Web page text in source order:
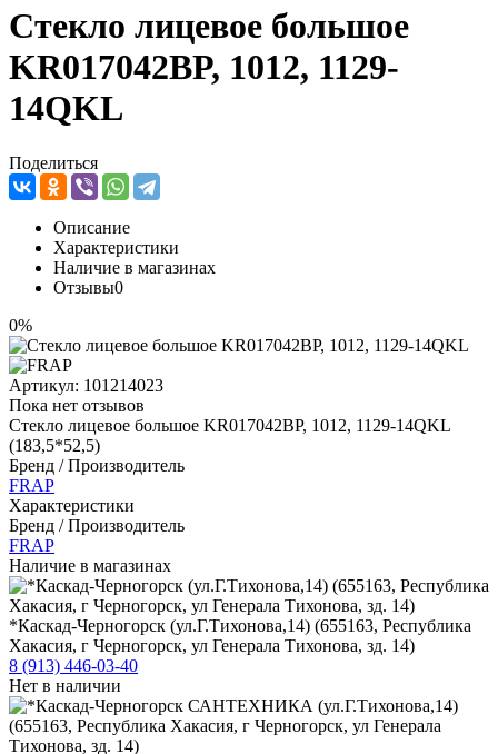
Стекло лицевое большое
KR017042BP, 1012, 1129-
14QKL
Поделиться
Описание
Характеристики
Наличие в магазинах
Отзывы0
0%
Артикул: 101214023
Пока нет отзывов
Стекло лицевое большое KR017042BP, 1012, 1129-14QKL
(183,5*52,5)
Бренд / Производитель
FRAP
Характеристики
Бренд / Производитель
FRAP
Наличие в магазинах
*Каскад-Черногорск (ул.Г.Тихонова,14) (655163, Республика
Хакасия, г Черногорск, ул Генерала Тихонова, зд. 14)
8 (913) 446-03-40
Нет в наличии